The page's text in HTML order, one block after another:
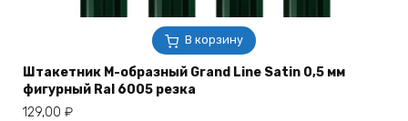
В корзину
Штакетник М-образный Grand Line Satin 0,5 мм
фигурный Ral 6005 резка
129,00 ₽